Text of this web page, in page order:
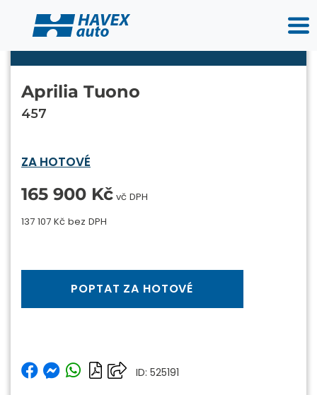
Aprilia Tuono
457
ZA HOTOVÉ
165 900 Kč vč DPH
137 107 Kč bez DPH
POPTAT ZA HOTOVÉ
ID: 525191